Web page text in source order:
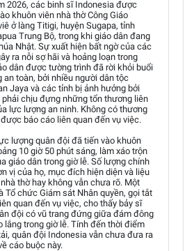
2026, các binh sĩ Indonesia được
khuôn viên nhà thờ Công Giáo
ở làng Titigi, huyện Sugapa, tỉnh
Trung Bộ, trong khi giáo dân đang
Nhật. Sự xuất hiện bất ngờ của các
ra nỗi sợ hãi và hoảng loạn trong
dân được tường trình đã rời khỏi buổi
an toàn, bởi nhiều người dân tộc
Jaya và các tỉnh bị ảnh hưởng bởi
chịu đựng những tổn thương liên
lực lượng an ninh. Không có thương
báo cáo liên quan đến vụ việc.
lượng quân đội đã tiến vào khuôn
10 giờ 50 phút sáng, làm xáo trộn
giáo dân trong giờ lễ. Số lượng chính
vị của họ, mục đích hiện diện và liệu
thờ hay không vẫn chưa rõ. Một
Tổ chức Giám sát Nhân quyền, gọi tắt
quan đến vụ việc, cho thấy bảy sĩ
đội có vũ trang đứng giữa đám đông
lắng trong giờ lễ. Tính đến thời điểm
quân đội Indonesia vẫn chưa đưa ra
cáo buộc này.